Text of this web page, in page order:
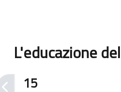
L'educazione
15